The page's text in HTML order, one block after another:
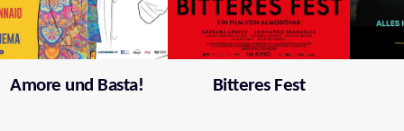
Amore und Basta! Bitteres Fest